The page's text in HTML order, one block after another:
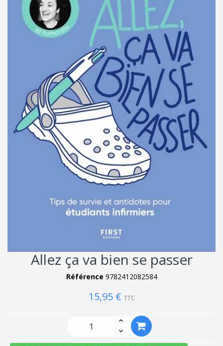
Allez ça va bien se passer
Référence 9782412082584
15,95 € TTC